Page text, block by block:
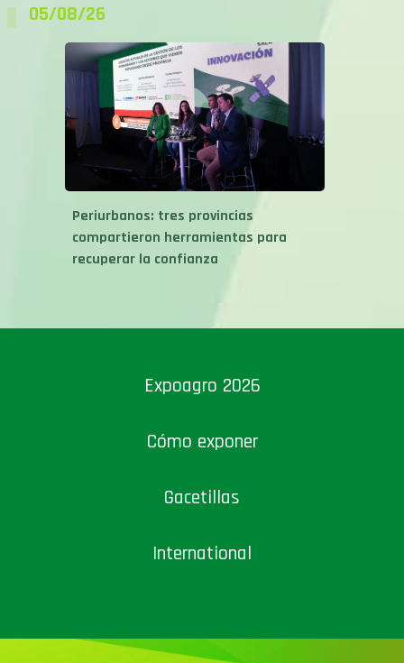
05/08/26
Periurbanos: tres provincias
compartieron herramientas para
recuperar la confianza
Expoagro 2026
Cómo exponer
Gacetillas
International